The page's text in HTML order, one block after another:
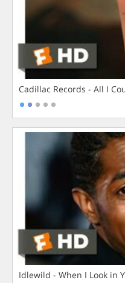
Cadillac Records - All I
Idlewild - When I Look in